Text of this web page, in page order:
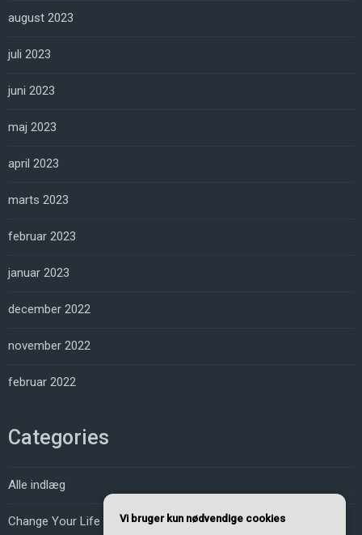
august 2023
juli 2023
juni 2023
maj 2023
april 2023
marts 2023
februar 2023
januar 2023
december 2022
november 2022
februar 2022
Categories
Alle indlæg
Change Your Life
Vi bruger kun nødvendige cookies